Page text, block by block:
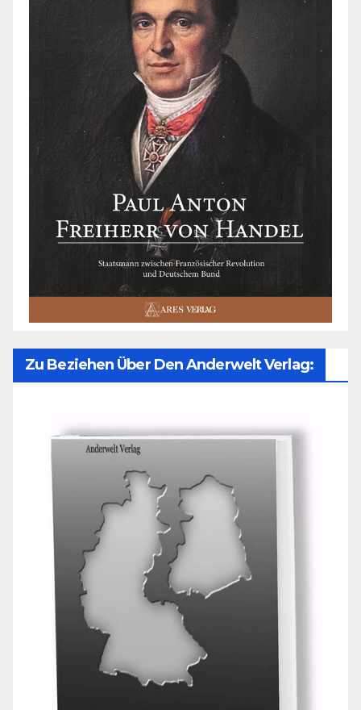
Zu Beziehen Über Den Anderwelt Verlag: